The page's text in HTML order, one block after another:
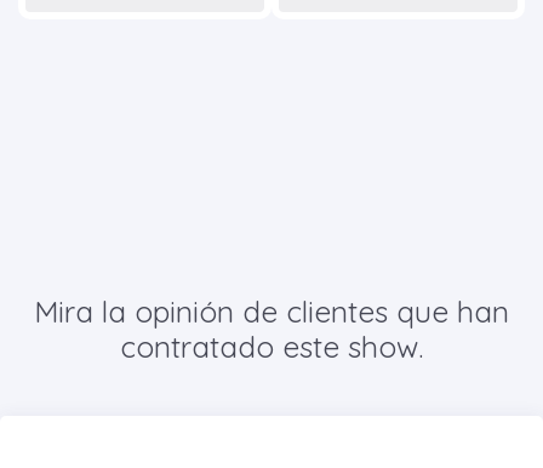
Mira la opinión de clientes que han
contratado este show.